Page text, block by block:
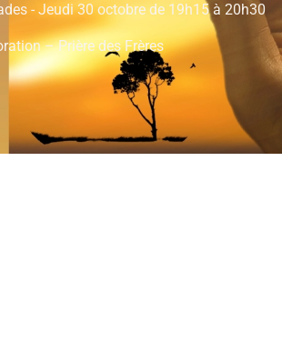
- Jeudi 30 octobre de 19h15 à 20h30
– Prière des Frères